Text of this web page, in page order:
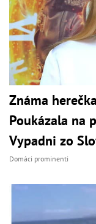
Známa
Poukázala na
Vypadni zo
Domáci prominenti